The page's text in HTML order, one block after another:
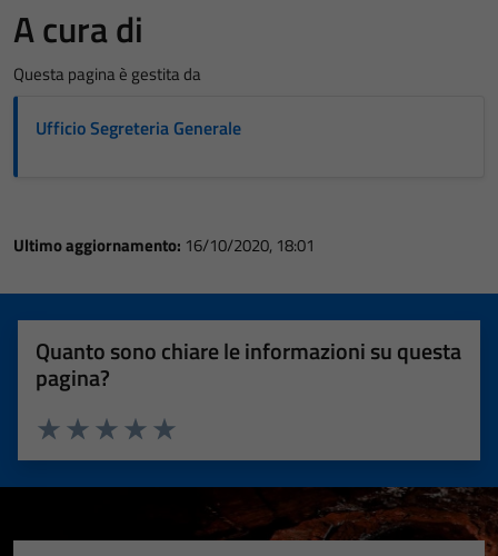
A cura di
Questa pagina è gestita da
Ufficio Segreteria Generale
Ultimo aggiornamento: 16/10/2020, 18:01
Quanto sono chiare le informazioni su questa
pagina?
Valuta 5 stelle su 5
Valuta 4 stelle su 5
Valuta 3 stelle su 5
Valuta 2 stelle su 5
Valuta 1 stelle su 5